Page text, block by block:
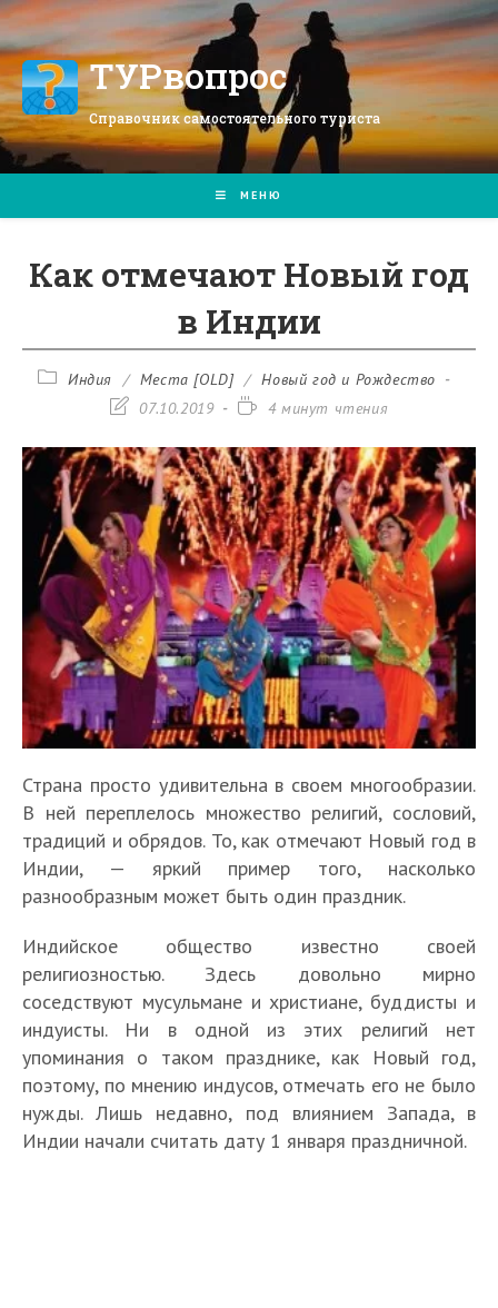
Перейти
к
содержимомуТУРвопрос
Справочник самостоятельного туриста
МЕНЮ
Как отмечают Новый год
в Индии
Рубрика
Индия / Места [OLD] / Новый год и Рождество
Запись07.10.2019
Время4 минут чтения
Страна просто удивительна в своем многообразии.
В ней переплелось множество религий, сословий,
традиций и обрядов. То, как отмечают Новый год в
Индии, — яркий пример того, насколько
разнообразным может быть один праздник.
Индийское общество известно своей
религиозностью. Здесь довольно мирно
соседствуют мусульмане и христиане, буддисты и
индуисты. Ни в одной из этих религий нет
упоминания о таком празднике, как Новый год,
поэтому, по мнению индусов, отмечать его не было
нужды. Лишь недавно, под влиянием Запада, в
Индии начали считать дату 1 января праздничной.